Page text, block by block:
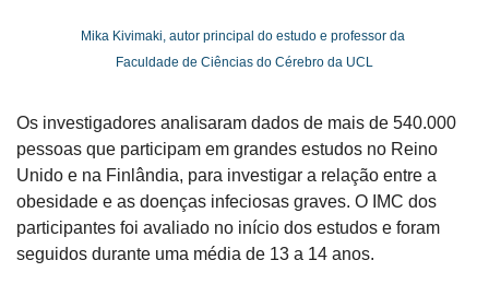
Mika Kivimaki, autor principal do estudo e professor da
Faculdade de Ciências do Cérebro da UCL
Os investigadores analisaram dados de mais de 540.000
pessoas que participam em grandes estudos no Reino
Unido e na Finlândia, para investigar a relação entre a
obesidade e as doenças infeciosas graves. O IMC dos
participantes foi avaliado no início dos estudos e foram
seguidos durante uma média de 13 a 14 anos.